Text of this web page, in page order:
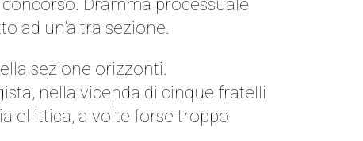
Dramma processuale
ad un’altra sezione.
sezione orizzonti.
nella vicenda di cinque fratelli
ellittica, a volte forse troppo